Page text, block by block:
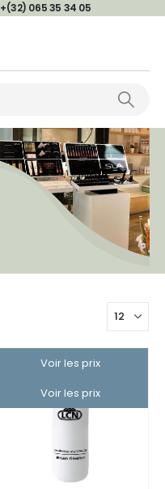
+(32) 065 35 34 05
Voir les prix
Voir les prix